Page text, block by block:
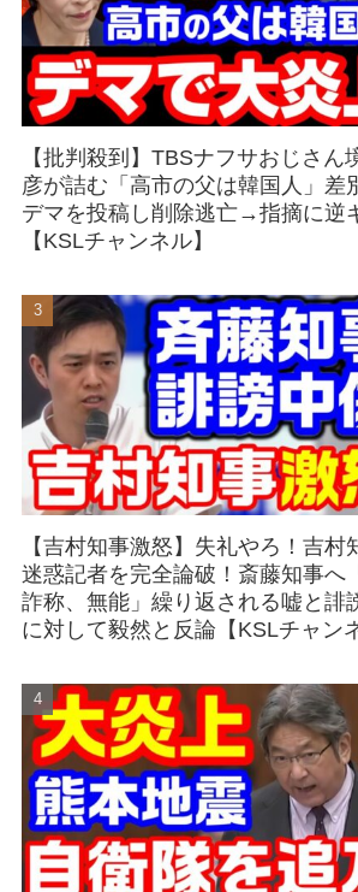
【批判殺到】TBSナフサおじさん
彦が詰む「高市の父は韓国人」差
デマを投稿し削除逃亡→指摘に逆
【KSLチャンネル】
【吉村知事激怒】失礼やろ！吉村
迷惑記者を完全論破！斎藤知事へ
詐称、無能」繰り返される嘘と誹
に対して毅然と反論【KSLチャン